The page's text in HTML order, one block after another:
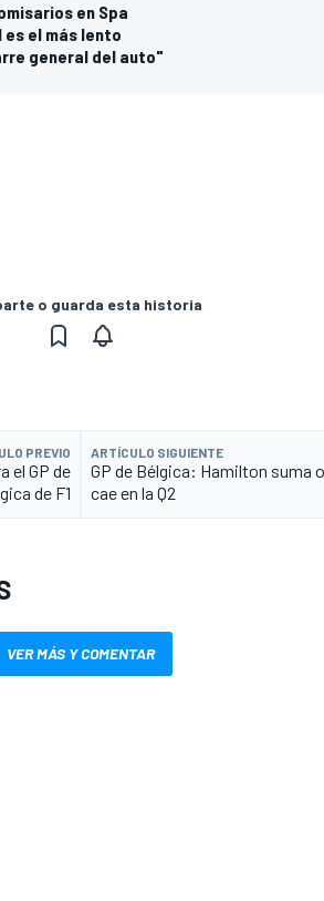
en Spa
el más lento
general del auto"
o guarda esta historia
PREVIO
el GP de
de F1
ARTÍCULO SIGUIENTE
GP de Bélgica: Hamilton suma
cae en la Q2
VER MÁS Y COMENTAR